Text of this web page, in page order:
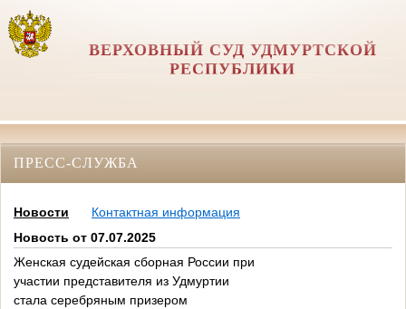
ВЕРХОВНЫЙ СУД УДМУРТСКОЙ
РЕСПУБЛИКИ
ПРЕСС-СЛУЖБА
Новости
Контактная информация
Новость от 07.07.2025
Женская судейская сборная России при
участии представителя из Удмуртии
стала серебряным призером